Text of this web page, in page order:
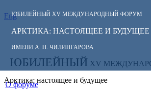
ЮБИЛЕЙНЫЙ XV МЕЖДУНАРОДНЫЙ ФОРУМ
АРКТИКА: НАСТОЯЩЕЕ И БУДУЩЕЕ
ИМЕНИ А. Н. ЧИЛИНГАРОВА
Eng
СЛЕДИТЕ ЗА
НОВОСТЯМИ
ФОРУМА:
ЮБИЛЕЙНЫЙ XV
Арктика: настоящее и будущее
О форуме